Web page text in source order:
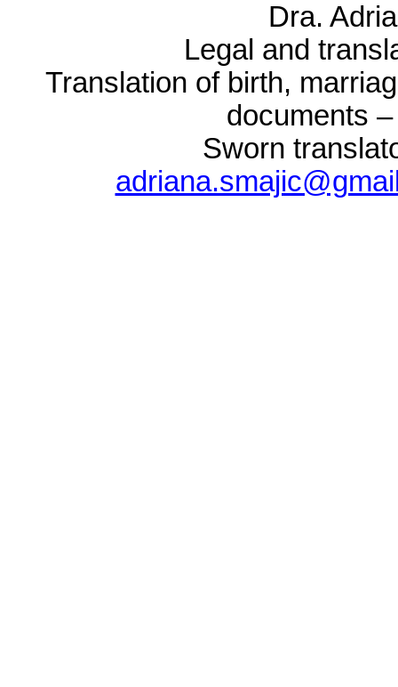
Dra.
Legal and
Translation of birth,
documents
Sworn